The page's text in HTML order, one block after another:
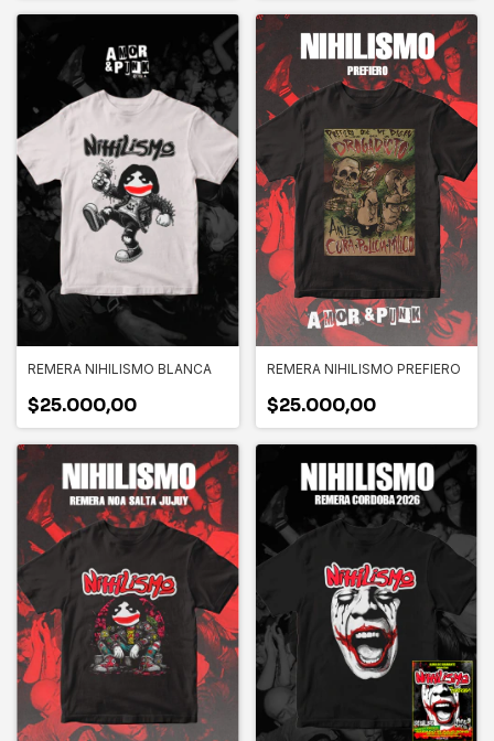
REMERA NIHILISMO BLANCA
$25.000,00
REMERA NIHILISMO PREFIERO
$25.000,00